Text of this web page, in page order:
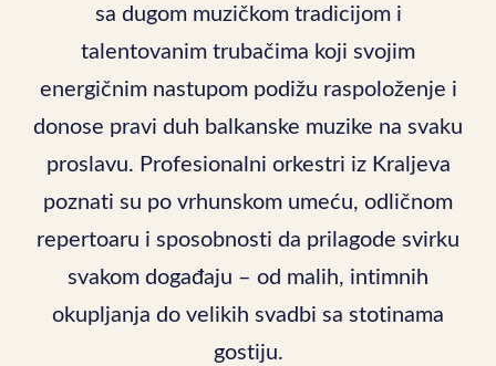
sa dugom muzičkom tradicijom i
talentovanim trubačima koji svojim
energičnim nastupom podižu raspoloženje i
donose pravi duh balkanske muzike na svaku
proslavu. Profesionalni orkestri iz Kraljeva
poznati su po vrhunskom umeću, odličnom
repertoaru i sposobnosti da prilagode svirku
svakom događaju – od malih, intimnih
okupljanja do velikih svadbi sa stotinama
gostiju.